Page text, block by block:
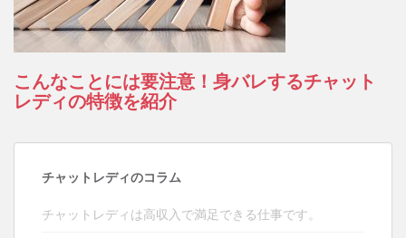
こんなことには要注意！身バレするチャット
レディの特徴を紹介
チャットレディのコラム
チャットレディは高収入で満足できる仕事です。